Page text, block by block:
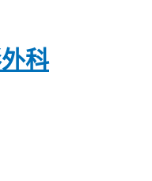
科